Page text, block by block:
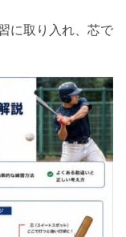
に取り入れ、芯で